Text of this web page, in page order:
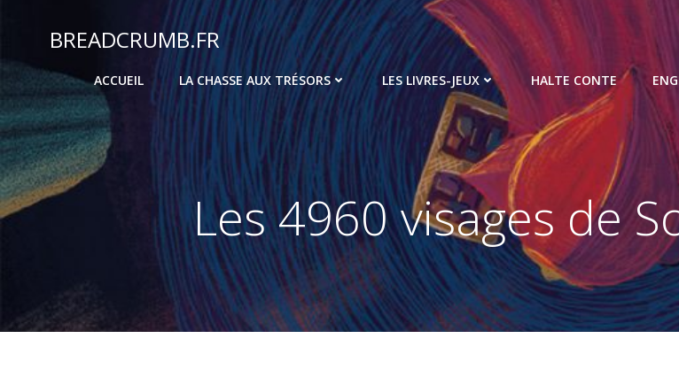
contenuBREADCRUMB.FR
ACCUEIL LA CHASSE AUX TRÉSORS LES LIVRES-JEUX HALTE CONTE
Les 4960 visages de